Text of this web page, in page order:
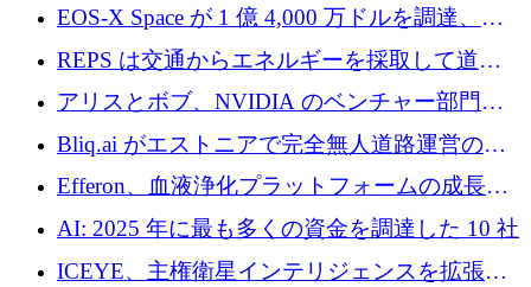
EOS-X Space が 1 億 4,000 万ドルを調達、
Mistral が Emmi AI を買収、Bliq がエストニア
での完全無人道路運営を承認
REPS は交通からエネルギーを採取して道路
を発電所に変えるために 2,360 万ドルを調達
アリスとボブ、NVIDIA のベンチャー部門か
らの投資でシリーズ B を拡大
Bliq.ai がエストニアで完全無人道路運営の承
認を獲得
Efferon、血液浄化プラットフォームの成長に
250万ユーロを確保
AI: 2025 年に最も多くの資金を調達した 10 社
ICEYE、主権衛星インテリジェンスを拡張す